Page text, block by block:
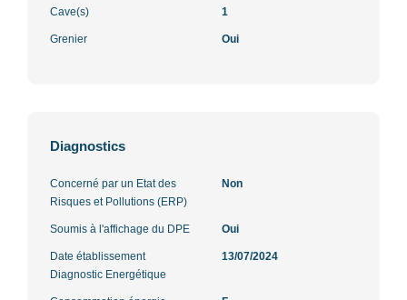
Cave(s) 1
Grenier Oui
Diagnostics
Concerné par un Etat des
Risques et Pollutions (ERP)
Non
Soumis à l'affichage du DPE Oui
Date établissement
Diagnostic Energétique
13/07/2024